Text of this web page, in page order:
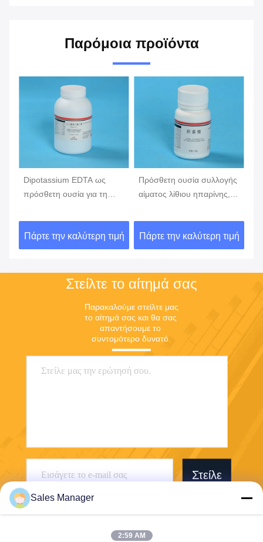
Παρόμοια προϊόντα
Dipotassium EDTA ως
πρόσθετη ουσία για τη
σωλήνας αίματος
Πάρτε την καλύτερη τιμή
Πρόσθετη ουσία συλλογής
αίματος λίθιου ηπαρίνης,
cas9045-22-1
Πάρτε την καλύτερη τιμή
Στείλτε το αίτημά σας
Παρακαλούμε στείλτε μας
το αίτημά σας και θα σας
απαντήσουμε το
συντομότερο δυνατό.
Στείλε
Sales Manager
2:59 AM